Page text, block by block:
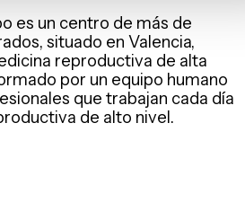
es un centro de más de
situado en Valencia,
reproductiva de alta
por un equipo humano
que trabajan cada día
de alto nivel.